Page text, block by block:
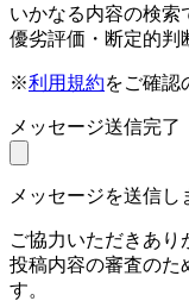
いかなる内容の検索
優劣評価・断定的判
※利用規約をご確認
メッセージ送信完了
メッセージを送信し
ご協力いただきあり
投稿内容の審査のた
す。